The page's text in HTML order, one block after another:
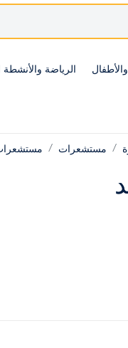
الرياضة والأنشطة
مستشعرات